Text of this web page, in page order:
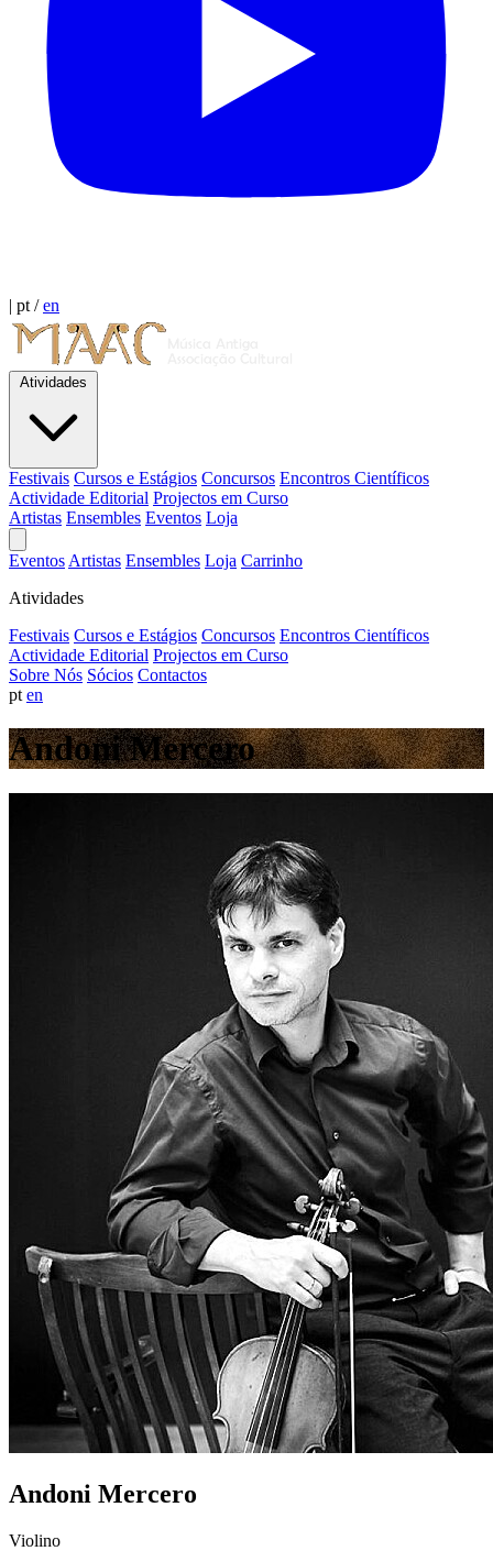
| pt / en
Atividades
Festivais Cursos e Estágios Concursos Encontros Científicos
Actividade Editorial Projectos em Curso
Artistas Ensembles Eventos Loja
Eventos Artistas Ensembles Loja Carrinho
Atividades
Festivais Cursos e Estágios Concursos Encontros Científicos
Actividade Editorial Projectos em Curso
Sobre Nós Sócios Contactos
pt en
Andoni Mercero
Andoni Mercero
Violino